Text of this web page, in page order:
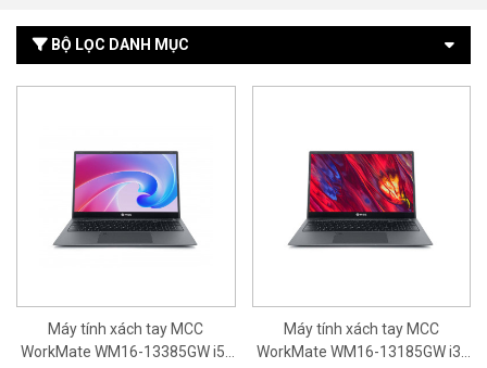
BỘ LỌC DANH MỤC
Máy tính xách tay MCC
WorkMate WM16-13385GW i5-
Máy tính xách tay MCC
WorkMate WM16-13185GW i3-